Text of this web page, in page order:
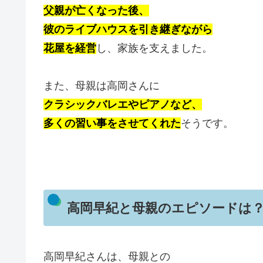
父親が亡くなった後、
彼のライブハウスを引き継ぎながら
花屋を経営 し、家族を支えました。
また、母親は高岡さんに
クラシックバレエやピアノなど、
多くの習い事をさせてくれたそうです。
高岡早紀と母親のエピソードは
高岡早紀さんは、母親との